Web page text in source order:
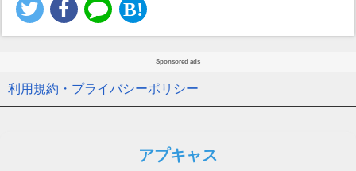
Sponsored ads
利用規約・プライバシーポリシー
アプキャス